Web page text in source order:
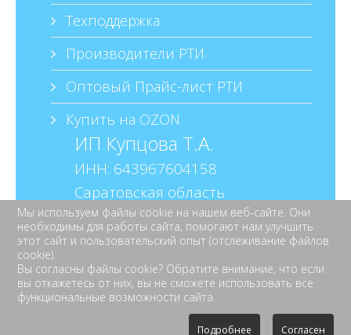
Набережные Челны:
Крым:
Нижний Новгород:
Сибирь:
Техподдержка
Производители РТИ
Оптовый Прайс-лист РТИ
Купить на OZON
ИП Купцова Т.А.
ИНН: 643967604158
Саратовская область
г. Балаково
ул. Шевченко д.16 кв.38
+7 937 144 2211
+7 927 629 6226
Мы используем файлы cookie на нашем веб-сайте. Они
необходимы для работы сайта, помогают нам улучшить
этот сайт и пользовательский опыт (отслеживание файлов
cookie).
Вы согласны файлы cookie? Обратите внимание, что если
вы откажетесь от них, вы не сможете использовать все
функциональные возможности сайта.
Подробнее Согласен